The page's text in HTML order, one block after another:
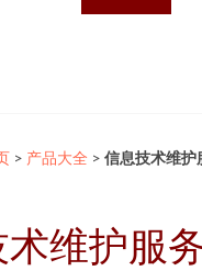
> 产品大全 > 信息技术维护
维护服